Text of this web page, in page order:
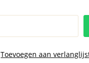
Toevoegen aan